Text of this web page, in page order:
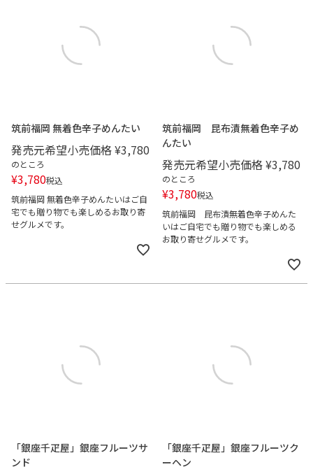
筑前福岡 無着色辛子めんたい
発売元希望小売価格¥3,780
のところ
¥3,780税込
筑前福岡 無着色辛子めんたいはご自
宅でも贈り物でも楽しめるお取り寄
せグルメです。
筑前福岡 昆布漬無着色辛子め
んたい
発売元希望小売価格¥3,780
のところ
¥3,780税込
筑前福岡 昆布漬無着色辛子めんた
いはご自宅でも贈り物でも楽しめる
お取り寄せグルメです。
「銀座千疋屋」銀座フルーツサ
ンド
「銀座千疋屋」銀座フルーツク
ーヘン